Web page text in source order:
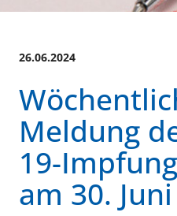
26.06.2024
Meldung
19-
am 30.